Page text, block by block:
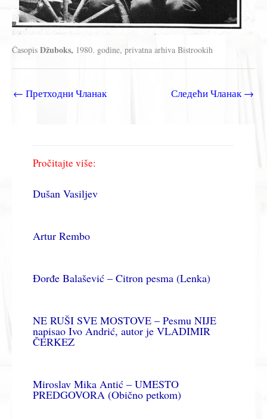
Časopis Džuboks, 1980. godine, privatna arhiva Bistrookih
← Претходни Чланак Следећи Чланак→
Pročitajte više:
Dušan Vasiljev
Artur Rembo
Đorđe Balašević – Citron pesma (Lenka)
NE RUŠI SVE MOSTOVE – Pesmu NIJE
napisao Ivo Andrić, autor je VLADIMIR
ČERKEZ
Miroslav Mika Antić – UMESTO
PREDGOVORA (Obično petkom)